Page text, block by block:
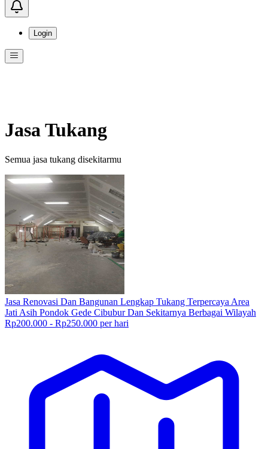
Login
Jasa Tukang
Semua jasa tukang disekitarmu
Jasa Renovasi Dan Bangunan Lengkap Tukang Terpercaya Area
Jati Asih Pondok Gede Cibubur Dan Sekitarnya Berbagai Wilayah
Rp200.000 - Rp250.000 per hari